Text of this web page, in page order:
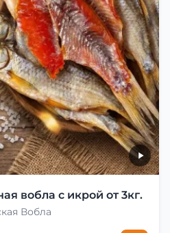
вобла с икрой от 3кг.
Вобла